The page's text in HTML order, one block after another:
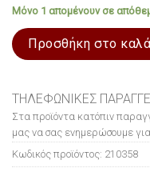
Μόνο 1 απομένουν σε
Προσθήκη στο
ΤΗΛΕΦΩΝΙΚΕΣ
Στα προϊόντα κατόπιν
μας να σας ενημερώσουμε
Κωδικός προϊόντος: 210358